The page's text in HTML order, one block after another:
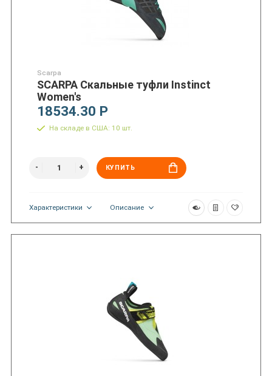
Scarpa
SCARPA Скальные туфли Instinct
Women's
18534.30 Р
На складе в США: 10 шт.
КУПИТЬ
Характеристики Описание